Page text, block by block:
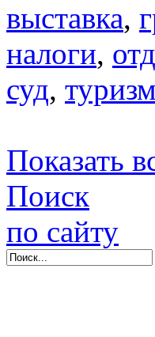
выставка,
налоги,
суд, туризм
Показать
Поиск
по сайту